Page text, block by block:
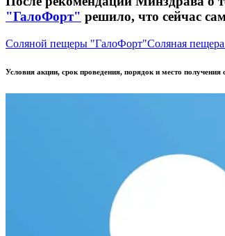
"ГалоФорт" решило, что сейчас
Соляной пещеры "ГалоФорт"Соляная
Условия акции, срок проведения, порядок и место